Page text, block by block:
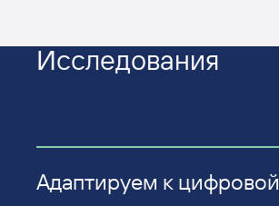
Исследо­вания
Адаптируем к цифровой